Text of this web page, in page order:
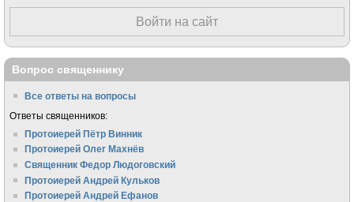
Войти на сайт
Вопрос священнику
Все ответы на вопросы
Ответы священников:
Протоиерей Пётр Винник
Протоиерей Олег Махнёв
Священник Федор Людоговский
Протоиерей Андрей Кульков
Протоиерей Андрей Ефанов